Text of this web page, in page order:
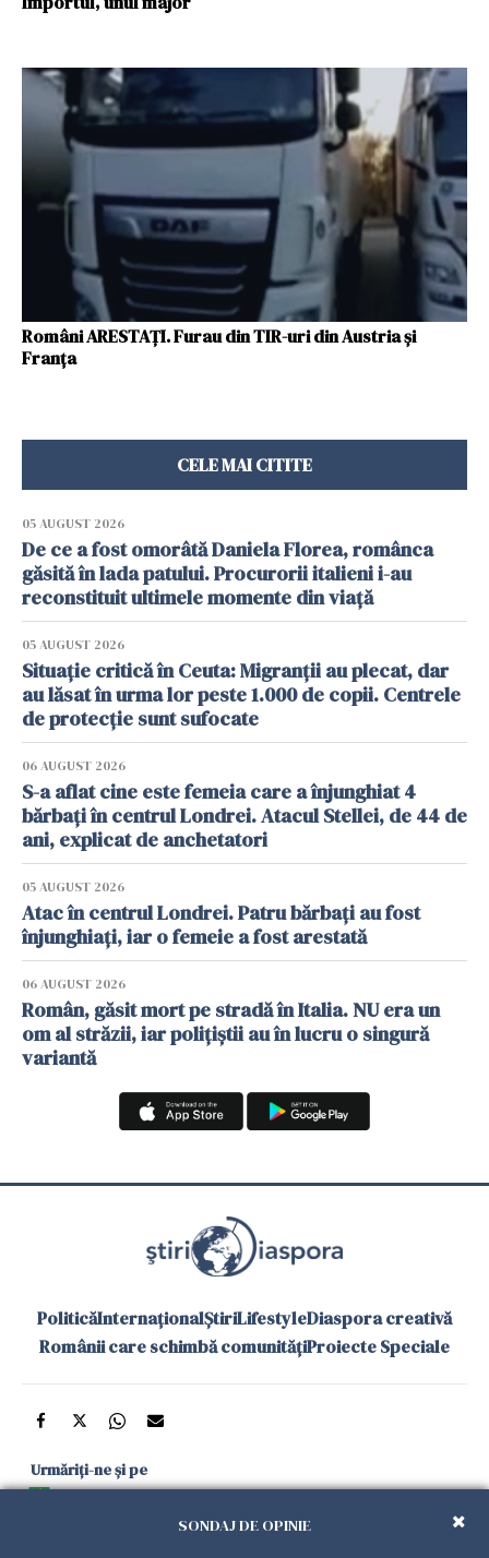
Români ARESTAŢI. Furau din TIR-uri din Austria şi
Franţa
CELE MAI CITITE
05 AUGUST 2026
De ce a fost omorâtă Daniela Florea, românca
găsită în lada patului. Procurorii italieni i-au
reconstituit ultimele momente din viață
05 AUGUST 2026
Situație critică în Ceuta: Migranții au plecat, dar
au lăsat în urma lor peste 1.000 de copii. Centrele
de protecție sunt sufocate
06 AUGUST 2026
S-a aflat cine este femeia care a înjunghiat 4
bărbați în centrul Londrei. Atacul Stellei, de 44 de
ani, explicat de anchetatori
05 AUGUST 2026
Atac în centrul Londrei. Patru bărbați au fost
înjunghiați, iar o femeie a fost arestată
06 AUGUST 2026
Român, găsit mort pe stradă în Italia. NU era un
om al străzii, iar polițiștii au în lucru o singură
variantă
PoliticăInternaționalȘtiriLifestyleDiaspora creativă
Românii care schimbă comunitățiProiecte Speciale
Urmăriți-ne și pe
și în aplicațiile mobileSONDAJ DE OPINIE